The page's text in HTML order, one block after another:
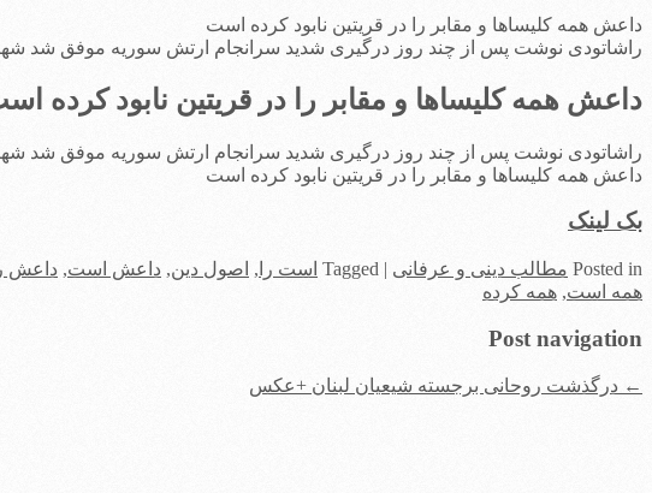
داعش همه کلیساها و مقابر را در قریتین نابود کرده است
راشاتودی نوشت پس از چند روز درگیری شدید سرانجام ارتش سوریه موفق شد
داعش همه کلیساها و مقابر را در قریتین نابود کرده
راشاتودی نوشت پس از چند روز درگیری شدید سرانجام ارتش سوریه موفق شد
داعش همه کلیساها و مقابر را در قریتین نابود کرده است
بک لینک
Posted in مطالب دینی و عرفانی |
Tagged است را , اصول دین, داعش است, داعش را
همه است, همه کرده
Post navigation
← درگذشت روحانی برجسته شیعیان لبنان +عکس